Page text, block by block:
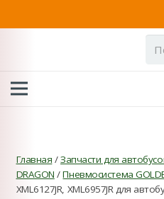
Главная /Запчасти для
DRAGON /Пневмосистема
XML6127JR, XML6957JR для